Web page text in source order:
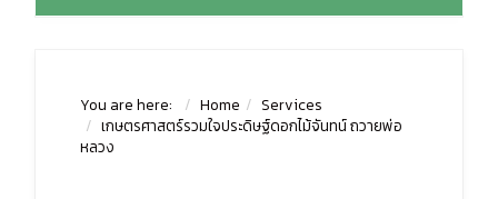
You are here: Home
Services
เกษตรศาสตร์รวมใจประดิษฐ์ดอกไม้จันทน์ ถวายพ่อ
หลวง